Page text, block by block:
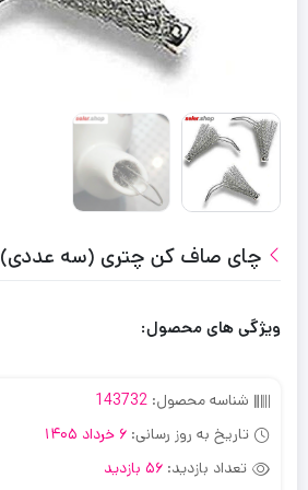
چای صاف کن چتری (سه عددی)
ویژگی های محصول:
شناسه محصول: 143732
تاریخ به روز رسانی: 6 خرداد 1405
تعداد بازدید: 56 بازدید